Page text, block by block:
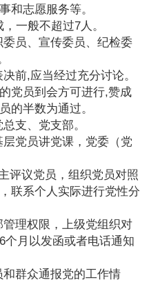
和志愿服务等。
一般不超过7人。
员、宣传委员、纪检委
前,应当经过充分讨论。
党员到会方可进行,赞成
的半数为通过。
支、党支部。
党员讲党课，党委（党
评议党员，组织党员对照
联系个人实际进行党性分
理权限，上级党组织对
个月以发函或者电话通知
群众通报党的工作情